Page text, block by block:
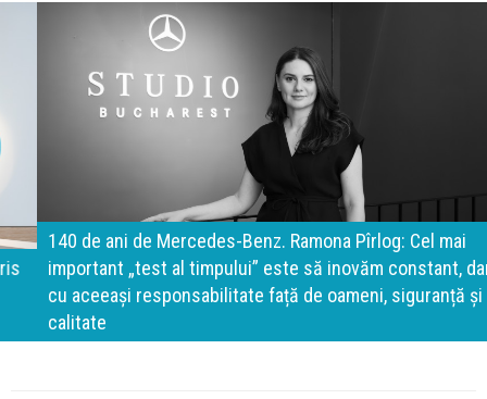
140 de ani de Mercedes-Benz. Ramona Pîrlog: Cel mai
important „test al timpului” este să inovăm constant, dar
cu aceeași responsabilitate față de oameni, siguranță și
calitate